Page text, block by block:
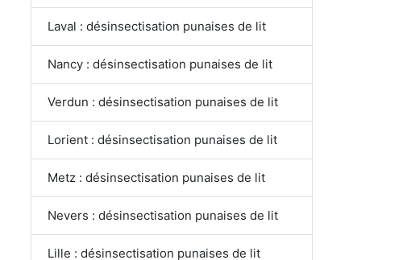
Laval : désinsectisation punaises de lit
Nancy : désinsectisation punaises de lit
Verdun : désinsectisation punaises de lit
Lorient : désinsectisation punaises de lit
Metz : désinsectisation punaises de lit
Nevers : désinsectisation punaises de lit
Lille : désinsectisation punaises de lit